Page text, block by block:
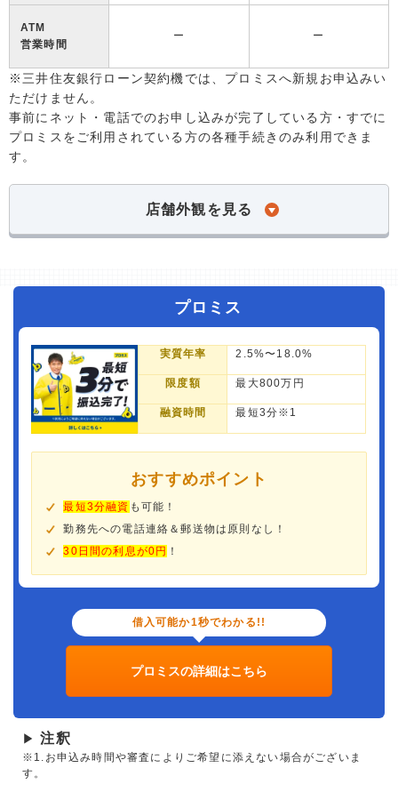
ATM
営業時間
ー ー
※三井住友銀行ローン契約機では、プロミスへ新規お申込みい
ただけません。
事前にネット・電話でのお申し込みが完了している方・すでに
プロミスをご利用されている方の各種手続きのみ利用できま
す。
店舗外観を見る
プロミス
実質年率 2.5%〜18.0%
限度額 最大800万円
融資時間 最短3分※1
おすすめポイント
最短3分融資 も可能！
勤務先への電話連絡＆郵送物は原則なし！
30日間の利息が0円 ！
借入可能か1秒でわかる!!
プロミスの詳細はこちら
▶ 注釈
※1.お申込み時間や審査によりご希望に添えない場合がございま
す。